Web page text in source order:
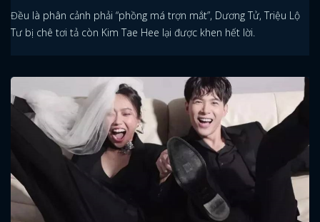
Đều là phân cảnh phải “phồng má trợn mắt”, Dương Tử, Triệu Lộ
Tư bị chê tơi tả còn Kim Tae Hee lại được khen hết lời.